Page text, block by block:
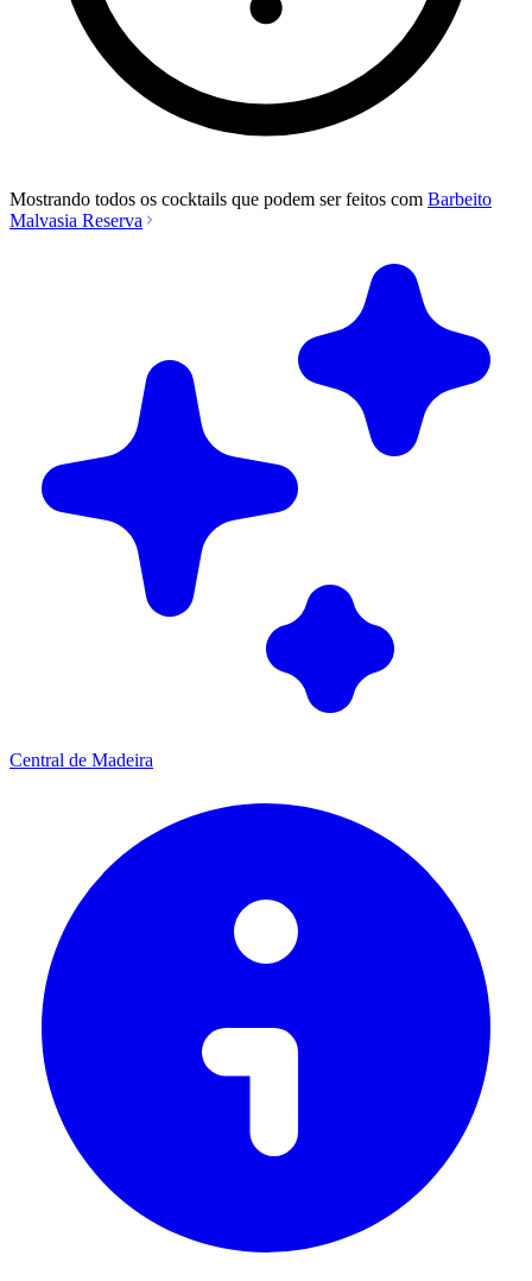
Mostrando todos os cocktails que podem ser feitos com Barbeito
Malvasia Reserva
Central de Madeira